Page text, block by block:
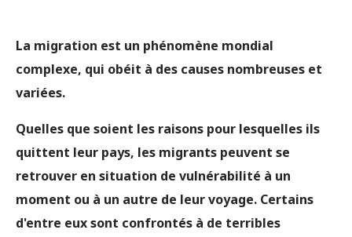
La migration est un phénomène mondial
complexe, qui obéit à des causes nombreuses et
variées.
Quelles que soient les raisons pour lesquelles ils
quittent leur pays, les migrants peuvent se
retrouver en situation de vulnérabilité à un
moment ou à un autre de leur voyage. Certains
d'entre eux sont confrontés à de terribles